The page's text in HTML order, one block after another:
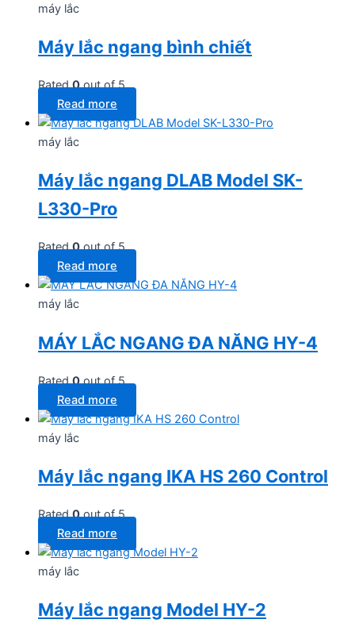
máy lắc
Máy lắc ngang bình chiết
Rated0out of 5
Read more
máy lắc
Máy lắc ngang DLAB Model SK-
L330-Pro
Rated0out of 5
Read more
máy lắc
MÁY LẮC NGANG ĐA NĂNG HY-4
Rated0out of 5
Read more
máy lắc
Máy lắc ngang IKA HS 260 Control
Rated0out of 5
Read more
máy lắc
Máy lắc ngang Model HY-2